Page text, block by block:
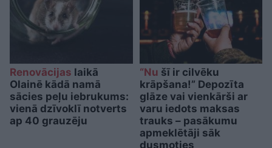
Renovācijas laikā
Olainē kādā namā
sācies peļu iebrukums:
vienā dzīvoklī notverts
ap 40 grauzēju
“Nu šī ir cilvēku
krāpšana!” Depozīta
glāze vai vienkārši ar
varu iedots maksas
trauks – pasākumu
apmeklētāji sāk
dusmoties